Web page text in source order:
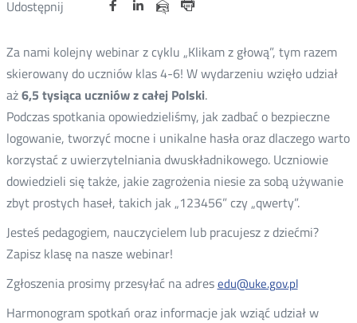
Udostępnij
TwitterFacebookLinkedin
e-
mail
Za nami kolejny webinar z cyklu „Klikam z głową”, tym razem
skierowany do uczniów klas 4-6! W wydarzeniu wzięło udział
aż6,5 tysiąca uczniów z całej Polski.
Podczas spotkania opowiedzieliśmy, jak zadbać o bezpieczne
logowanie, tworzyć mocne i unikalne hasła oraz dlaczego warto
korzystać z uwierzytelniania dwuskładnikowego. Uczniowie
dowiedzieli się także, jakie zagrożenia niesie za sobą używanie
zbyt prostych haseł, takich jak „123456” czy „qwerty”.
Jesteś pedagogiem, nauczycielem lub pracujesz z dziećmi?
Zapisz klasę na nasze webinar!
Zgłoszenia prosimy przesyłać na adresedu@uke.gov.pl
Harmonogram spotkań oraz informacje jak wziąć udział w